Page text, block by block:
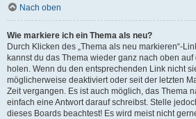
Nach oben
Wie markiere ich ein Thema als neu?
Durch Klicken des „Thema als neu markieren“-
kannst du das Thema wieder ganz nach oben
holen. Wenn du den entsprechenden Link nicht
möglicherweise deaktiviert oder seit der letzten
Zeit vergangen. Es ist auch möglich, das Thema
einfach eine Antwort darauf schreibst. Stelle
dieses Boards beachtest! Es wird meist nicht